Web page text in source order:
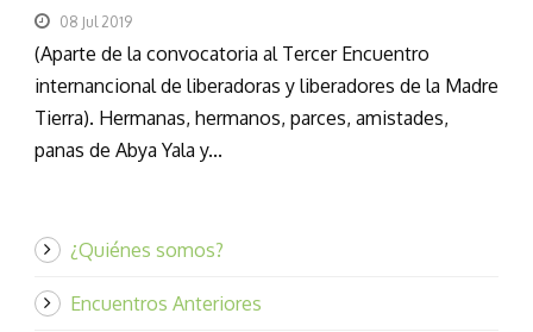
08 Jul 2019
(Aparte de la convocatoria al Tercer Encuentro
internancional de liberadoras y liberadores de la Madre
Tierra). Hermanas, hermanos, parces, amistades,
panas de Abya Yala y...
¿Quiénes somos?
Encuentros Anteriores